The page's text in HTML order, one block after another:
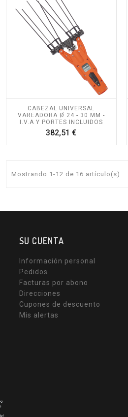
CABEZAL UNIVERSAL
VAREADORA Ø 24 - 30 MM -
I.V.A Y PORTES INCLUIDOS
382,51 €Precio
Mostrando 1-12 de 16 artículo(s)
SU CUENTA
Información personal
Pedidos
Facturas por abono
Direcciones
Cupones de descuento
Mis alertas